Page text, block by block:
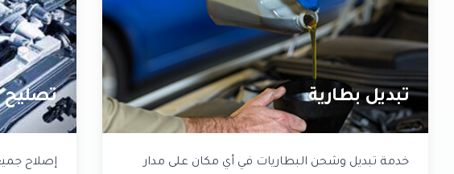
تبديل بطارية
خدمة تبديل وشحن البطاريات في أي مكان على مدار
تصليح
إصلاح